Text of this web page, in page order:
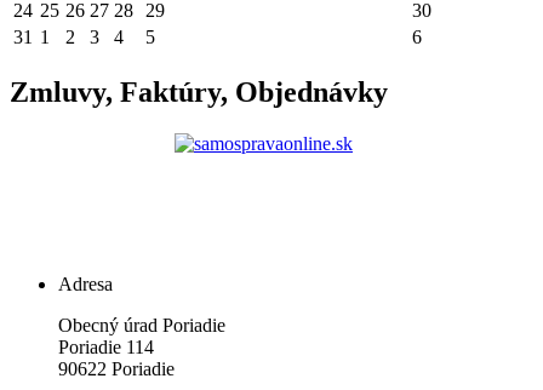
24 25 26 27 28 29
30
31 1 2 3 4 5 6
Zmluvy, Faktúry, Objednávky
Adresa
Obecný úrad Poriadie
Poriadie 114
90622 Poriadie